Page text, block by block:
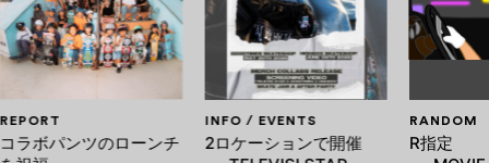
REPORT
コラボパンツのローンチ
INFO / EVENTS
2ロケーションで開催
RANDOM
R指定